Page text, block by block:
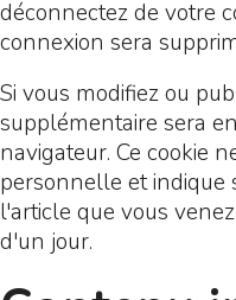
déconnectez de votre
connexion sera
Si vous modifiez ou
supplémentaire sera
navigateur. Ce cookie
personnelle et
l'article que vous
d'un jour.